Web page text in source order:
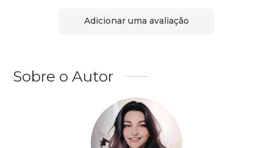
Adicionar uma avaliação
Sobre o Autor